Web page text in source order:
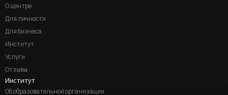
О центре
Для личности
Для бизнеса
Институт
Услуги
Отзывы
Институт
Об образовательной организации